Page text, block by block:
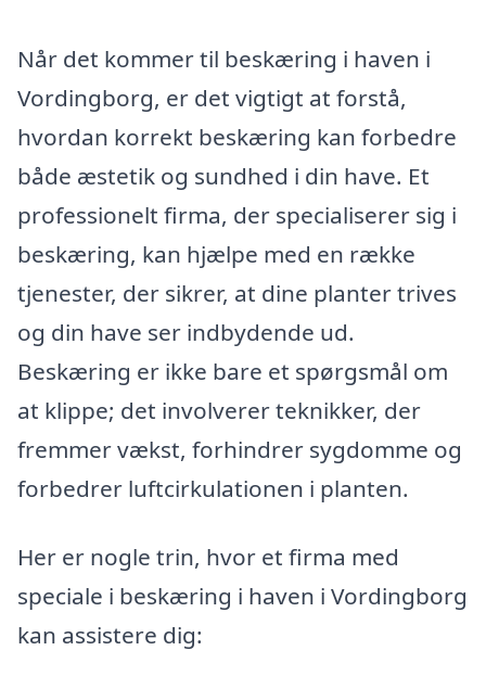
Når det kommer til beskæring i haven i
Vordingborg, er det vigtigt at forstå,
hvordan korrekt beskæring kan forbedre
både æstetik og sundhed i din have. Et
professionelt firma, der specialiserer sig i
beskæring, kan hjælpe med en række
tjenester, der sikrer, at dine planter trives
og din have ser indbydende ud.
Beskæring er ikke bare et spørgsmål om
at klippe; det involverer teknikker, der
fremmer vækst, forhindrer sygdomme og
forbedrer luftcirkulationen i planten.
Her er nogle trin, hvor et firma med
speciale i beskæring i haven i Vordingborg
kan assistere dig: